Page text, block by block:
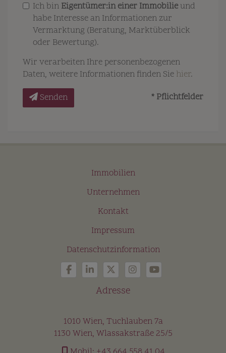
Ich bin Eigentümer:in einer Immobilieund
habe Interesse an Informationen zur
Vermarktung (Beratung, Marktüberblick
oder Bewertung).
Wir verarbeiten Ihre personenbezogenen
Daten, weitere Informationen finden Sie hier.
Senden
* Pflichtfelder
Immobilien
Unternehmen
Kontakt
Impressum
Datenschutzinformation
Adresse
1010 Wien, Tuchlauben 7a
1130 Wien, Wlassakstraße 25/5